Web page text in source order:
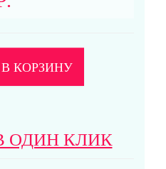
В КОРЗИНУ
ОДИН КЛИК